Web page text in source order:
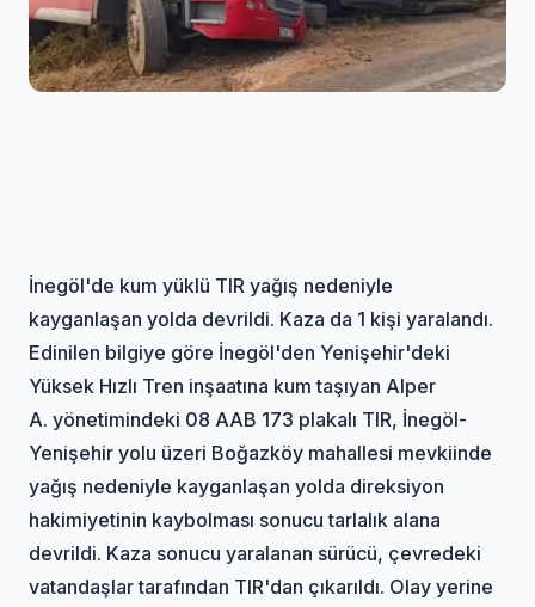
İnegöl'de kum yüklü TIR yağış nedeniyle
kayganlaşan yolda devrildi. Kaza da 1 kişi yaralandı.
Edinilen bilgiye göre İnegöl'den Yenişehir'deki
Yüksek Hızlı Tren inşaatına kum taşıyan Alper
A. yönetimindeki 08 AAB 173 plakalı TIR, İnegöl-
Yenişehir yolu üzeri Boğazköy mahallesi mevkiinde
yağış nedeniyle kayganlaşan yolda direksiyon
hakimiyetinin kaybolması sonucu tarlalık alana
devrildi. Kaza sonucu yaralanan sürücü, çevredeki
vatandaşlar tarafından TIR'dan çıkarıldı. Olay yerine